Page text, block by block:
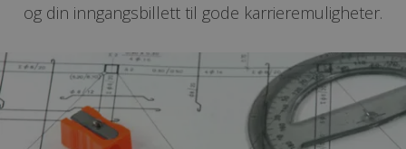
og din inngangsbillett til gode karrieremuligheter.